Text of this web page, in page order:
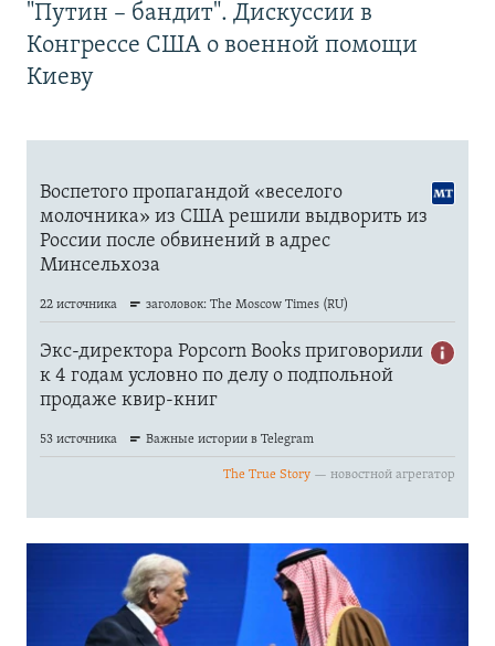
"Путин – бандит". Дискуссии в
Конгрессе США о военной помощи
Киеву